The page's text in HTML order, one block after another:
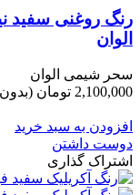
الوان
سحر شیمی الوان
2,100,000 تومان
افزودن به سبد خرید
دوست داشتن
اشتراک گذاری